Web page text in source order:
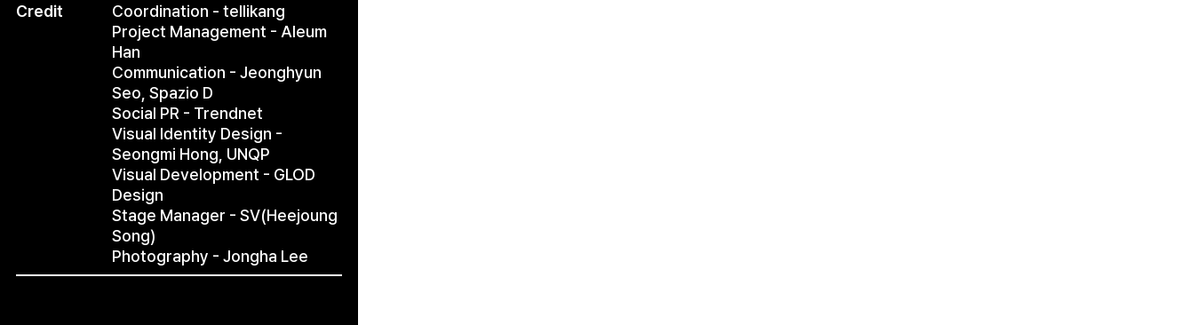
Credit
Coordination - tellikang
Project Management - Aleum
Han
Communication - Jeonghyun
Seo, Spazio D
Social PR - Trendnet
Visual Identity Design -
Seongmi Hong, UNQP
Visual Development - GLOD
Design
Stage Manager - SV(Heejoung
Song)
Photography - Jongha Lee